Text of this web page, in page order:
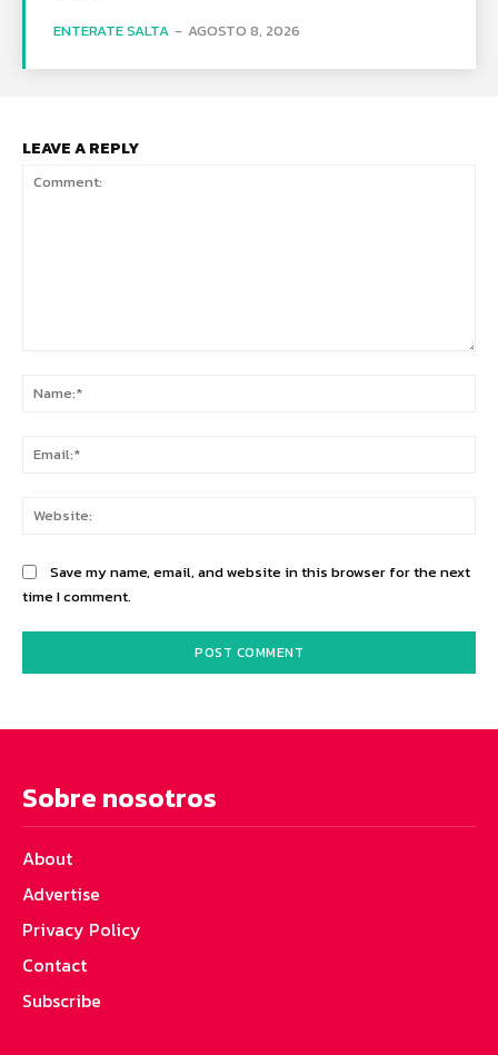
ENTERATE SALTA - AGOSTO 8, 2026
LEAVE A REPLY
Save my name, email, and website in this browser for the next
time I comment.
Sobre nosotros
About
Advertise
Privacy Policy
Contact
Subscribe